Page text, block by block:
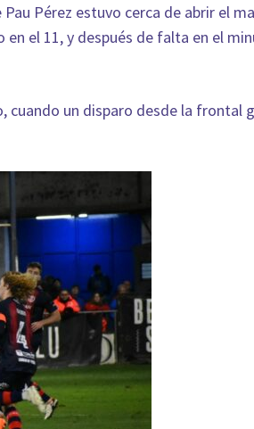
Pérez estuvo cerca de abrir el
el 11, y después de falta en el
cuando un disparo desde la frontal